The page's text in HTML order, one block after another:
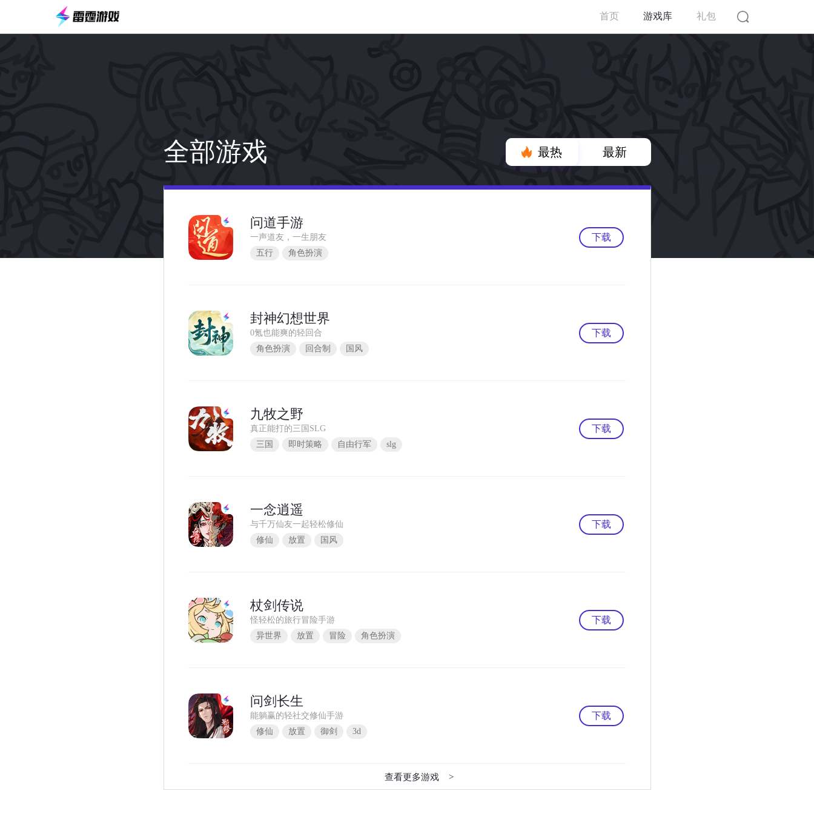
首页 游戏库 礼包
全部游戏 最热 最新
问道手游
一声道友，一生朋友
五行
角色扮演
下载
封神幻想世界
0氪也能爽的轻回合
角色扮演
回合制 国风
下载
九牧之野
真正能打的三国SLG
三国
即时策略 自由行军 slg
下载
一念逍遥
与千万仙友一起轻松修仙
修仙
放置 国风
下载
杖剑传说
怪轻松的旅行冒险手游
异世界
放置 冒险 角色扮演
下载
问剑长生
能躺赢的轻社交修仙手游
修仙
放置 御剑 3d
下载
查看更多游戏 >